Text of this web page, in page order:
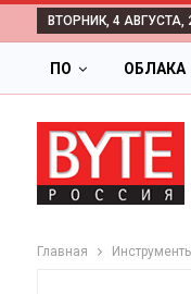
ВТОРНИК, 4 АВГУСТА,
ПО ОБЛАКА
Главная